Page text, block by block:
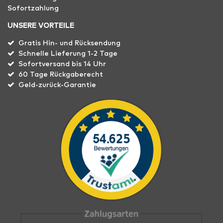
Sofortzahlung
UNSERE VORTEILE
Gratis Hin- und Rücksendung
Schnelle Lieferung 1-2 Tage
Sofortversand bis 14 Uhr
60 Tage Rückgaberecht
Geld-zurück-Garantie